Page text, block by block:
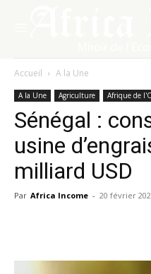
Accueil A la Une
A la Une Agriculture Afrique de
Sénégal :
usine
milliard USD
Par Africa Income - 20 février